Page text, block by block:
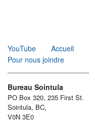
YouTube
Accueil
Pour nous joindre
Bureau Sointula
PO Box 320, 235 First St.
Sointula, BC,
V0N 3E0